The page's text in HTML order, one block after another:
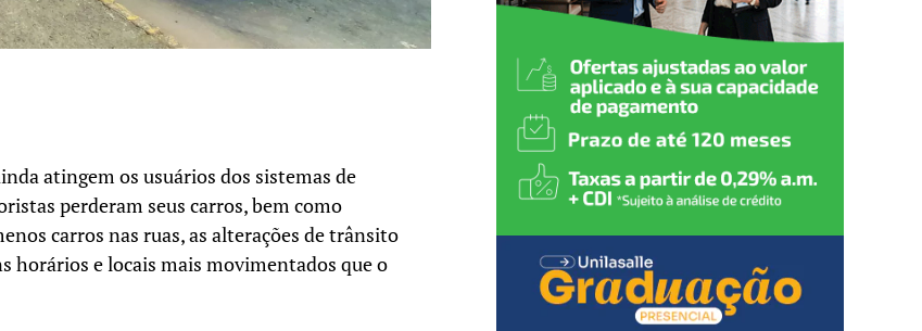
atingem os usuários dos sistemas de
perderam seus carros, bem como
carros nas ruas, as alterações de trânsito
horários e locais mais movimentados que o